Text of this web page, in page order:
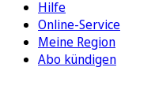
Hilfe
Online-Service
Meine Region
Abo kündigen